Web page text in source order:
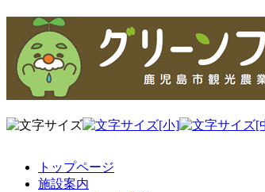
トップページ
施設案内